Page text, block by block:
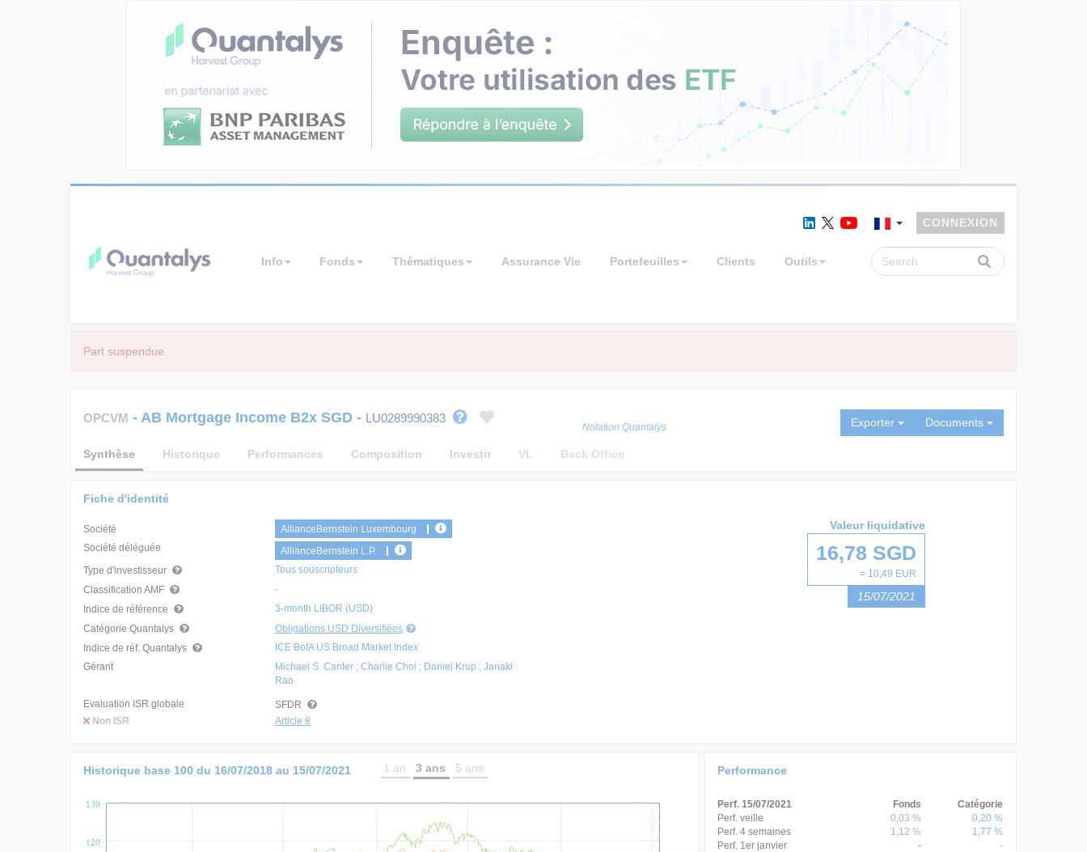
Info Fonds Thématiques Assurance Vie Portefeuilles Clients Outils
CONNEXION
Part suspendue
OPCVM - AB Mortgage Income B2x SGD - LU0289990383
Notation Quantalys Exporter Documents
Synthèse Historique Performances Composition Investir VL Back Office
Fiche d'identité
Société
AllianceBernstein Luxembourg
Société déléguée
AllianceBernstein L.P.
Type d'investisseur
Tous souscripteurs
Classification AMF
-
Indice de référence
3-month LIBOR (USD)
Catégorie Quantalys
Obligations USD Diversifiées
Indice de réf. Quantalys
ICE BofA US Broad Market Index
Gérant
Michael S. Canter ; Charlie Choi ; Daniel Krup ; Janaki
Rao
Evaluation ISR globale
Non ISR
SFDR
Article 8
Valeur liquidative
16,78 SGD
= 10,49 EUR
15/07/2021
Historique base 100 du 16/07/2018 au 15/07/2021 1 an 3 ans 5 ans
120
130
Performance
Perf. 15/07/2021 Fonds
Catégorie
Perf. veille
0,03 %
0,20 %
Perf. 4 semaines
1,12 %
1,77 %
Perf. 1er janvier
-
-